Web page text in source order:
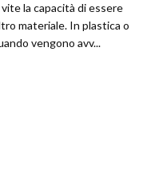
la capacità di essere
materiale. In plastica o
vengono avv...